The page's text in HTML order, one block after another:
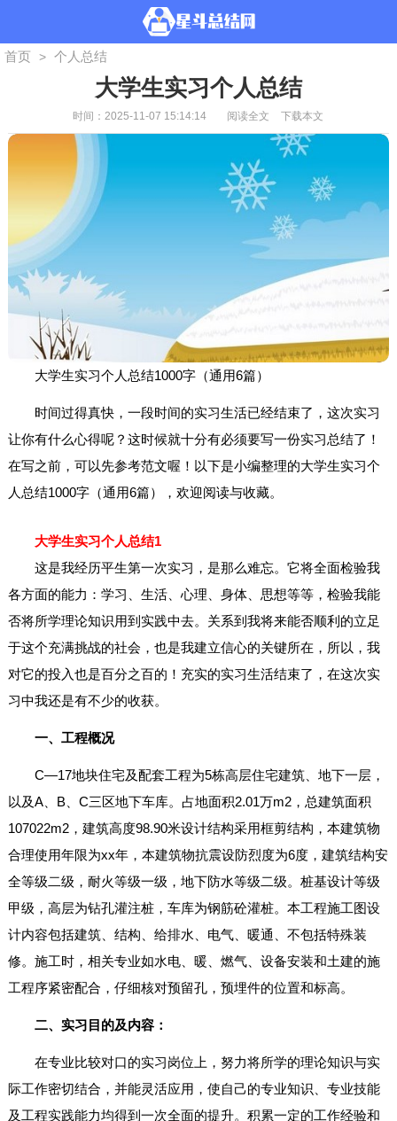
首页 > 个人总结
大学生实习个人总结
时间：2025-11-07 15:14:14 阅读全文 下载本文
大学生实习个人总结1000字（通用6篇）
时间过得真快，一段时间的实习生活已经结束了，这次实习
让你有什么心得呢？这时候就十分有必须要写一份实习总结了！
在写之前，可以先参考范文喔！以下是小编整理的大学生实习个
人总结1000字（通用6篇），欢迎阅读与收藏。
大学生实习个人总结1
这是我经历平生第一次实习，是那么难忘。它将全面检验我
各方面的能力：学习、生活、心理、身体、思想等等，检验我能
否将所学理论知识用到实践中去。关系到我将来能否顺利的立足
于这个充满挑战的社会，也是我建立信心的关键所在，所以，我
对它的投入也是百分之百的！充实的实习生活结束了，在这次实
习中我还是有不少的收获。
一、工程概况
C—17地块住宅及配套工程为5栋高层住宅建筑、地下一层，
以及A、B、C三区地下车库。占地面积2.01万m2，总建筑面积
107022m2，建筑高度98.90米设计结构采用框剪结构，本建筑物
合理使用年限为xx年，本建筑物抗震设防烈度为6度，建筑结构安
全等级二级，耐火等级一级，地下防水等级二级。桩基设计等级
甲级，高层为钻孔灌注桩，车库为钢筋砼灌桩。本工程施工图设
计内容包括建筑、结构、给排水、电气、暖通、不包括特殊装
修。施工时，相关专业如水电、暖、燃气、设备安装和土建的施
工程序紧密配合，仔细核对预留孔，预埋件的位置和标高。
二、实习目的及内容：
在专业比较对口的实习岗位上，努力将所学的理论知识与实
际工作密切结合，并能灵活应用，使自己的专业知识、专业技能
及工程实践能力均得到一次全面的提升。积累一定的工作经验和